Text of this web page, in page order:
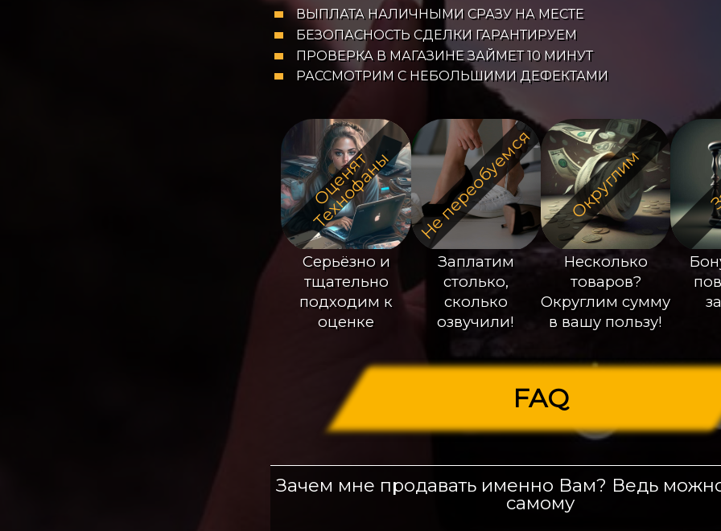
ВЫПЛАТА НАЛИЧНЫМИ СРАЗУ НА МЕСТЕ
БЕЗОПАСНОСТЬ СДЕЛКИ ГАРАНТИРУЕМ
ПРОВЕРКА В МАГАЗИНЕ ЗАЙМЕТ 10 МИНУТ
РАССМОТРИМ С НЕБОЛЬШИМИ ДЕФЕКТАМИ
О
ц
е
н
я
т
Т
е
х
н
о
ф
а
н
ы
Серьёзно и
тщательно
подходим к
оценке
Не переобуемся
Заплатим
столько,
сколько
озвучили!
Округлим
Несколько
товаров?
Округлим сумму
в вашу пользу!
FAQ
Зачем мне продавать именно Вам? Ведь
самому